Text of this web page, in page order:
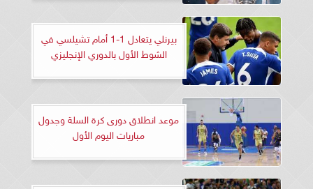
بيرنلي يتعادل 1-1 أمام تشيلسي في
الشوط الأول بالدوري الإنجليزي
موعد انطلاق دورى كرة السلة وجدول
مباريات اليوم الأول